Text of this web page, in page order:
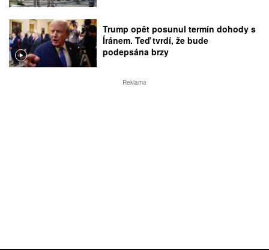
Trump opět posunul termín dohody s
Íránem. Teď tvrdí, že bude
podepsána brzy
Reklama